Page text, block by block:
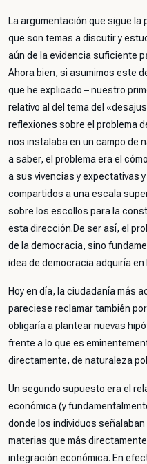
La argumentación que sigue la
que son temas a discutir y
aún de la evidencia suficiente
Ahora bien, si asumimos este
que he explicado – nuestro
relativo al del tema del
reflexiones sobre el problema
nos instalaba en un campo de
a saber, el problema era el
a sus vivencias y expectativas
compartidos a una escala
sobre los escollos para la
esta dirección.De ser así, el
de la democracia, sino
idea de democracia adquiría en
Hoy en día, la ciudadanía más
pareciese reclamar también
obligaría a plantear nuevas
frente a lo que es
directamente, de naturaleza
Un segundo supuesto era el
económica (y
donde los individuos
materias que más
integración económica. En